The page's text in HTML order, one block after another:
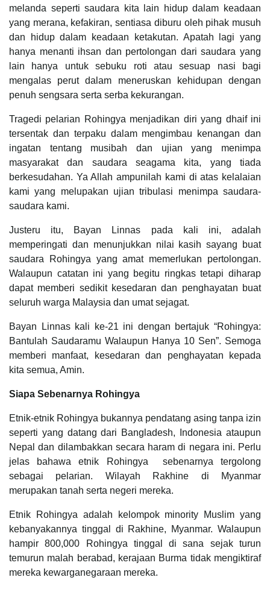
melanda seperti saudara kita lain hidup dalam keadaan
yang merana, kefakiran, sentiasa diburu oleh pihak musuh
dan hidup dalam keadaan ketakutan. Apatah lagi yang
hanya menanti ihsan dan pertolongan dari saudara yang
lain hanya untuk sebuku roti atau sesuap nasi bagi
mengalas perut dalam meneruskan kehidupan dengan
penuh sengsara serta serba kekurangan.
Tragedi pelarian Rohingya menjadikan diri yang dhaif ini
tersentak dan terpaku dalam mengimbau kenangan dan
ingatan tentang musibah dan ujian yang menimpa
masyarakat dan saudara seagama kita, yang tiada
berkesudahan. Ya Allah ampunilah kami di atas kelalaian
kami yang melupakan ujian tribulasi menimpa saudara-
saudara kami.
Justeru itu, Bayan Linnas pada kali ini, adalah
memperingati dan menunjukkan nilai kasih sayang buat
saudara Rohingya yang amat memerlukan pertolongan.
Walaupun catatan ini yang begitu ringkas tetapi diharap
dapat memberi sedikit kesedaran dan penghayatan buat
seluruh warga Malaysia dan umat sejagat.
Bayan Linnas kali ke-21 ini dengan bertajuk “Rohingya:
Bantulah Saudaramu Walaupun Hanya 10 Sen”. Semoga
memberi manfaat, kesedaran dan penghayatan kepada
kita semua, Amin.
Siapa Sebenarnya Rohingya
Etnik-etnik Rohingya bukannya pendatang asing tanpa izin
seperti yang datang dari Bangladesh, Indonesia ataupun
Nepal dan dilambakkan secara haram di negara ini. Perlu
jelas bahawa etnik Rohingya sebenarnya tergolong
sebagai pelarian. Wilayah Rakhine di Myanmar
merupakan tanah serta negeri mereka.
Etnik Rohingya adalah kelompok minority Muslim yang
kebanyakannya tinggal di Rakhine, Myanmar. Walaupun
hampir 800,000 Rohingya tinggal di sana sejak turun
temurun malah berabad, kerajaan Burma tidak mengiktiraf
mereka kewarganegaraan mereka.